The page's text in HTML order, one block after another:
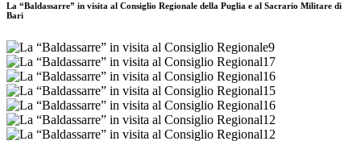
La “Baldassarre” in visita al Consiglio Regionale della Puglia e al Sacrario Militare di
Bari